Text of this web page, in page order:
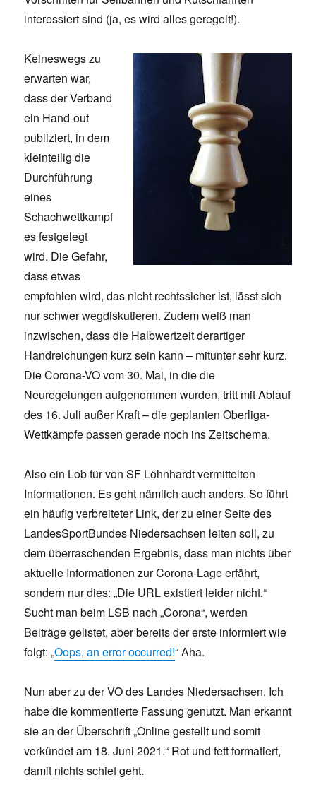
interessiert sind (ja, es wird alles geregelt!).
Keineswegs zu
erwarten war,
dass der Verband
ein Hand-out
publiziert, in dem
kleinteilig die
Durchführung
eines
Schachwettkampf
es festgelegt
wird. Die Gefahr,
dass etwas
empfohlen wird, das nicht rechtssicher ist, lässt sich
nur schwer wegdiskutieren. Zudem weiß man
inzwischen, dass die Halbwertzeit derartiger
Handreichungen kurz sein kann – mitunter sehr kurz.
Die Corona-VO vom 30. Mai, in die die
Neuregelungen aufgenommen wurden, tritt mit Ablauf
des 16. Juli außer Kraft – die geplanten Oberliga-
Wettkämpfe passen gerade noch ins Zeitschema.
Also ein Lob für von SF Löhnhardt vermittelten
Informationen. Es geht nämlich auch anders. So führt
ein häufig verbreiteter Link, der zu einer Seite des
LandesSportBundes Niedersachsen leiten soll, zu
dem überraschenden Ergebnis, dass man nichts über
aktuelle Informationen zur Corona-Lage erfährt,
sondern nur dies: „Die URL existiert leider nicht.“
Sucht man beim LSB nach „Corona“, werden
Beiträge gelistet, aber bereits der erste informiert wie
folgt: „Oops, an error occurred!“ Aha.
Nun aber zu der VO des Landes Niedersachsen. Ich
habe die kommentierte Fassung genutzt. Man erkannt
sie an der Überschrift „Online gestellt und somit
verkündet am 18. Juni 2021.“ Rot und fett formatiert,
damit nichts schief geht.